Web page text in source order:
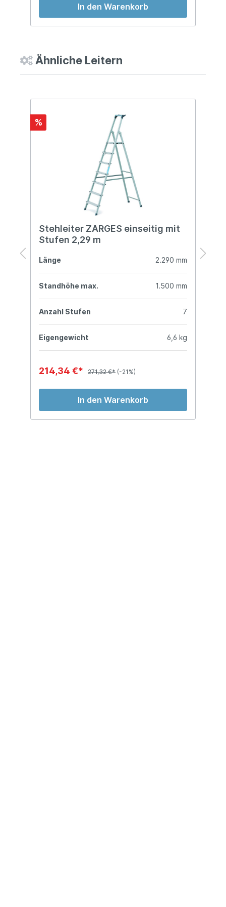
In den Warenkorb
Ähnliche Leitern
%
Stehleiter ZARGES einseitig mit
Stufen 2,29 m
Länge 2.290 mm
Standhöhe max. 1.500 mm
Anzahl Stufen 7
Eigengewicht 6,6 kg
214,34 €* 271,32 €* (-21%)
In den Warenkorb